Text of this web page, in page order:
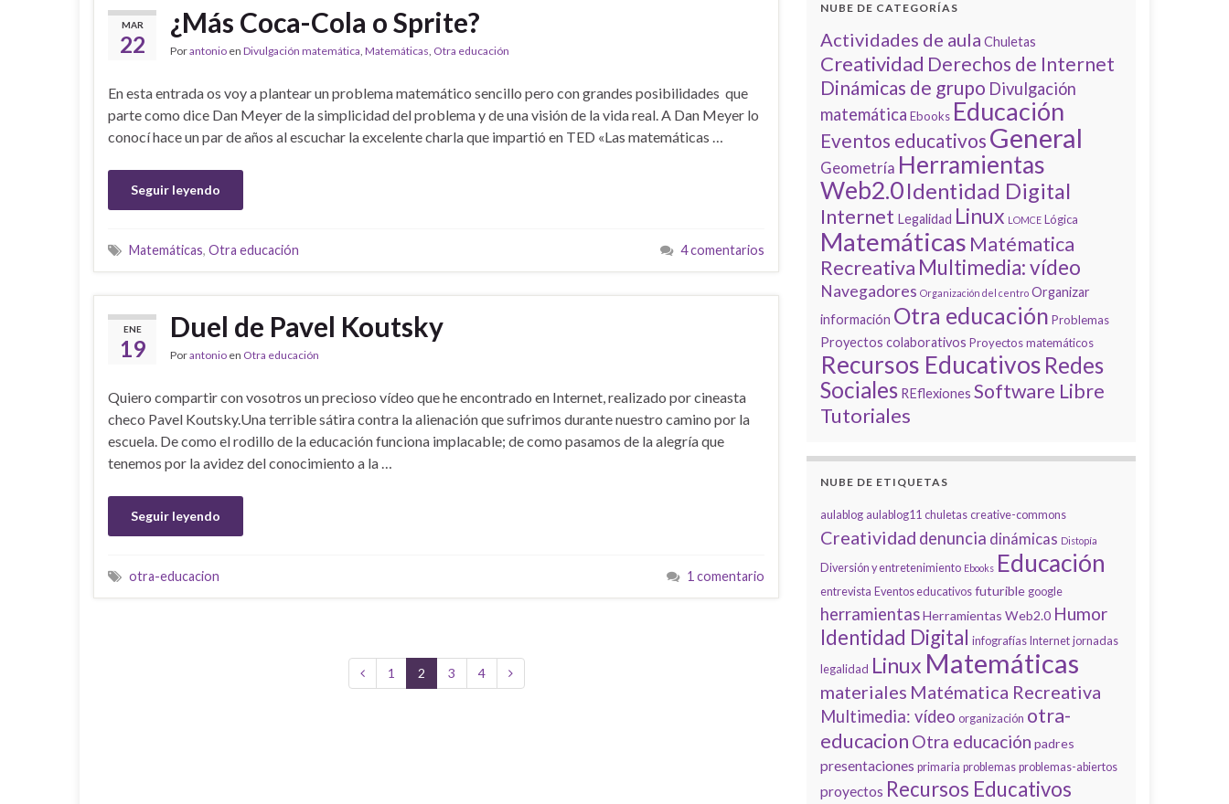
MAR
22
¿Más Coca-Cola o Sprite?
Porantonio en Divulgación matemática Matemáticas Otra educación
En esta entrada os voy a plantear un problema matemático sencillo pero con grandes posibilidades que
parte como dice Dan Meyer de la simplicidad del problema y de una visión de la vida real. A Dan Meyer lo
conocí hace un par de años al escuchar la excelente charla que impartió en TED «Las matemáticas …
Seguir leyendo
Matemáticas, Otra educación 4 comentarios
ENE
19
Duel de Pavel Koutsky
Porantonio en Otra educación
Quiero compartir con vosotros un precioso vídeo que he encontrado en Internet, realizado por cineasta
checo Pavel Koutsky.Una terrible sátira contra la alienación que sufrimos durante nuestro camino por la
escuela. De como el rodillo de la educación funciona implacable; de como pasamos de la alegría que
tenemos por la avidez del conocimiento a la …
Seguir leyendo
otra-educacion 1 comentario
1 2 3 4
NUBE DE CATEGORÍAS
Actividades de aula Chuletas
Creatividad Derechos de Internet
Dinámicas de grupo Divulgación
matemática Ebooks Educación
Eventos educativos General
Geometría Herramientas
Web2.0Identidad Digital
Internet Legalidad Linux LOMCE Lógica
Matemáticas Matématica
Recreativa Multimedia: vídeo
Navegadores Organización del centro Organizar
información Otra educación Problemas
Proyectos colaborativos Proyectos matemáticos
Recursos Educativos Redes
Sociales REflexiones Software Libre
Tutoriales
NUBE DE ETIQUETAS
aulablog aulablog11 chuletas creative-commons
Creatividad denuncia dinámicas Distopía
Diversión y entretenimiento Ebooks Educación
entrevista Eventos educativos futurible google
herramientasHerramientas Web2.0 Humor
Identidad Digital infografías Internet jornadas
legalidad Linux Matemáticas
materiales Matématica Recreativa
Multimedia: vídeo organización otra-
educacion Otra educación padres
presentaciones primaria problemas problemas-abiertos
proyectos Recursos Educativos